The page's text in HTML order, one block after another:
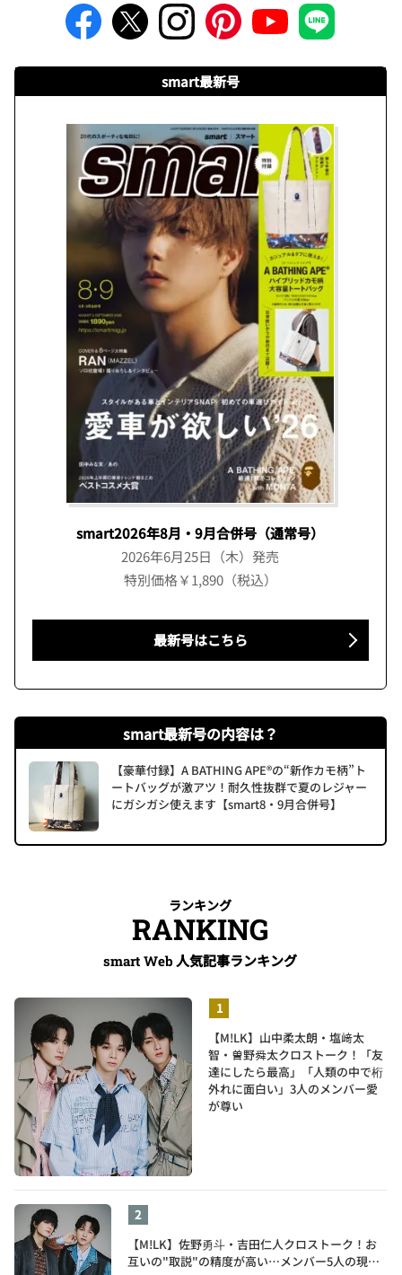
smart最新号
smart2026年8月・9月合併号（通常号）
2026年6月25日（木）発売
特別価格￥1,890（税込）
最新号はこちら
smart最新号の内容は？
【豪華付録】A BATHING APE®の“新作カモ柄”ト
ートバッグが激アツ！耐久性抜群で夏のレジャー
にガシガシ使えます【smart8・9月合併号】
ランキング
RANKING
smart Web人気記事ランキング
【M!LK】山中柔太朗・塩﨑太
智・曽野舜太クロストーク！「友
達にしたら最高」「人類の中で桁
外れに面白い」3人のメンバー愛
が尊い
【M!LK】佐野勇斗・吉田仁人クロストーク！お
互いの"取説"の精度が高い…メンバー5人の現在